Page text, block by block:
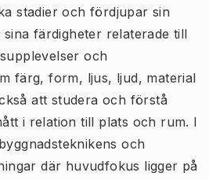
stadier och fördjupar sin
färdigheter relaterade till
och
färg, form, ljus, ljud, material
att studera och förstå
i relation till plats och rum. I
och
där huvudfokus ligger på